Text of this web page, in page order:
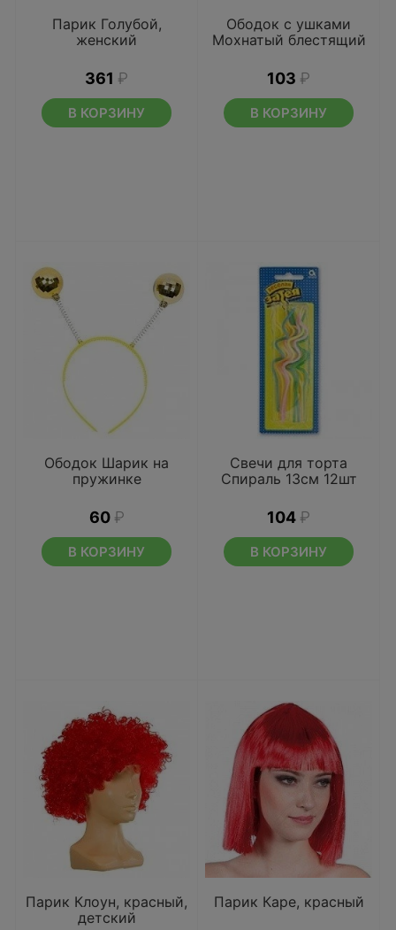
Парик Голубой,
женский
361 ₽
В КОРЗИНУ
Ободок с ушками
Мохнатый блестящий
103 ₽
В КОРЗИНУ
Ободок Шарик на
пружинке
60 ₽
В КОРЗИНУ
Свечи для торта
Спираль 13см 12шт
104 ₽
В КОРЗИНУ
Парик Клоун, красный,
детский
Парик Каре, красный